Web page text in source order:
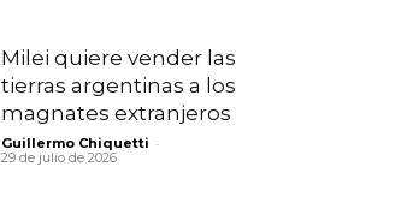
Milei quiere vender las
tierras argentinas a los
magnates extranjeros
Guillermo Chiquetti -
29 de julio de 2026